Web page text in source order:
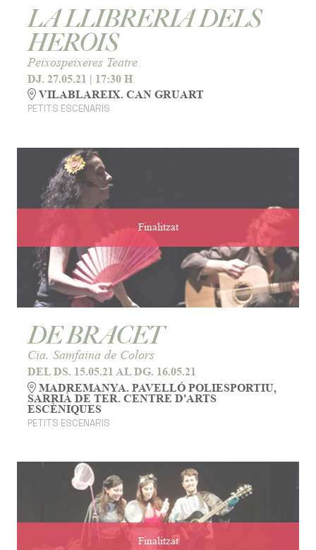
LA LLIBRERIA DELS
HEROIS
Peixospeixeres Teatre
DJ. 27.05.21 | 17:30 H
VILABLAREIX. CAN GRUART
PETITS ESCENARIS
Finalitzat
DE BRACET
Cia. Samfaina de Colors
DEL DS. 15.05.21 AL DG. 16.05.21
MADREMANYA. PAVELLÓ POLIESPORTIU,
SARRIÀ DE TER. CENTRE D'ARTS
ESCÈNIQUES
PETITS ESCENARIS
Finalitzat